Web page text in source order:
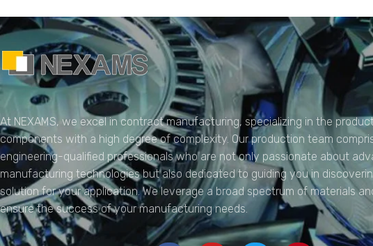
NEXAMS
Manufacturing Solutions
At NEXAMS, we excel in contract manufacturing, specializing in the
components with a high degree of complexity. Our production team
engineering-qualified professionals who are not only passionate about
manufacturing technologies but also dedicated to guiding you in
solution for your application. We leverage a broad spectrum of materials
ensure the success of your manufacturing needs.